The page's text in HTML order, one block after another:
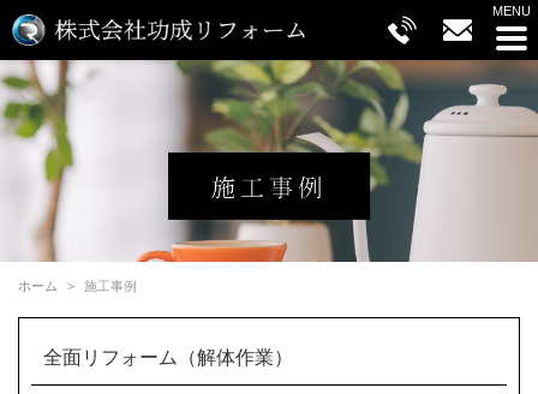
ホーム 施工事例
全面リフォーム（解体作業）